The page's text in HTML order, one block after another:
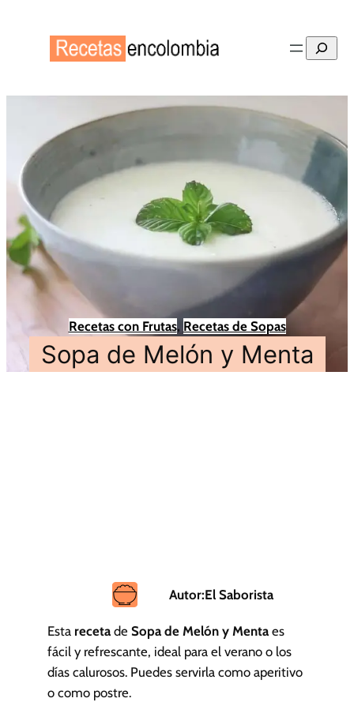
Buscar
Recetas con Frutas, Recetas de Sopas
Sopa de Melón y Menta
Autor:El Saborista
Esta recetade Sopa de Melón y Mentaes
fácil y refrescante, ideal para el verano o los
días calurosos. Puedes servirla como aperitivo
o como postre.